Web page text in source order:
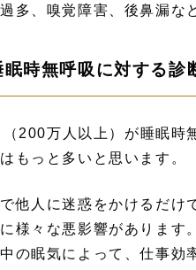
多、嗅覚障害、後鼻漏な
時無呼吸に対する診
200万人以上）が睡眠時
もっと多いと思います。
他人に迷惑をかけるだけ
様々な悪影響があります。
の眠気によって、仕事効